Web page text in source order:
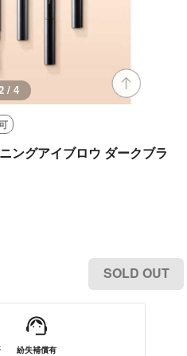
/ 4
ングアイブロウ ダークブラ
SOLD OUT
紛失補償有